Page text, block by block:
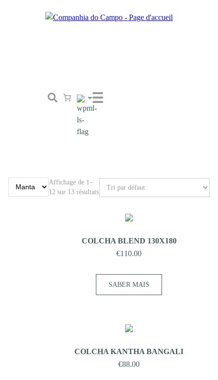
Affichage de 1–
12 sur 13 résultats
COLCHA BLEND 130X180
€110.00
SABER MAIS
COLCHA KANTHA BANGALI
€88.00